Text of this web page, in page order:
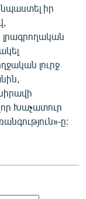
իր
լուրջ
Խաչատուր
ը: